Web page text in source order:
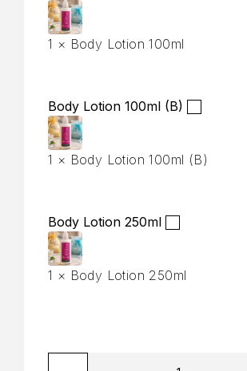
1 × Body Lotion 100ml
Body Lotion 100ml (B)
1 × Body Lotion 100ml (B)
Body Lotion 250ml
1 × Body Lotion 250ml